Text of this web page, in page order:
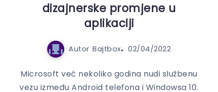
dizajnerske promjene u
aplikaciji
Autor Bajtbox 02/04/2022
Microsoft već nekoliko godina nudi službenu
vezu između Android telefona i Windowsa 10.